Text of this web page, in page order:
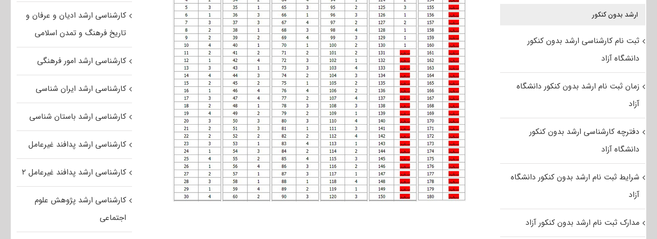
کارشناسی ارشد ادیان و عرفان و
تاریخ فرهنگ و تمدن اسلامی
کارشناسی ارشد امور فرهنگی
کارشناسی ارشد ایران شناسی
کارشناسی ارشد باستان شناسی
کارشناسی ارشد پدافند غیرعامل
کارشناسی ارشد پدافند غیرعامل ۲
کارشناسی ارشد پژوهش علوم
اجتماعی
ارشد بدون کنکور
ثبت نام کارشناسی ارشد بدون کنکور
دانشگاه آزاد
زمان ثبت نام ارشد بدون کنکور دانشگاه
آزاد
دفترچه کارشناسی ارشد بدون کنکور
دانشگاه آزاد
شرایط ثبت نام ارشد بدون کنکور دانشگاه
آزاد
مدارک ثبت نام ارشد بدون کنکور آزاد